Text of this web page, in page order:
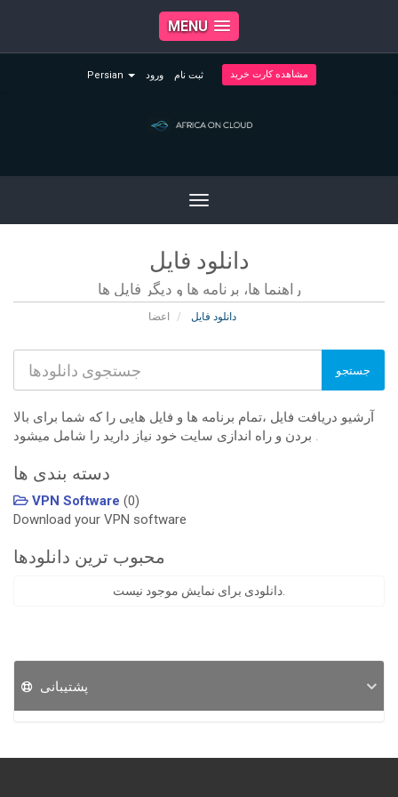
MENU
Persian ورود ثبت نام مشاهده کارت خرید
Toggle
navigation
دانلود فایل
راهنما ها، برنامه ها و دیگر فایل ها
اعضا دانلود فایل
آرشیو دریافت فایل ،تمام برنامه ها و فایل هایی را که شما برای بالا
بردن و راه اندازی سایت خود نیاز دارید را شامل میشود .
دسته بندی ها
VPN Software (0)
Download your VPN software
محبوب ترین دانلودها
پشتیبانی